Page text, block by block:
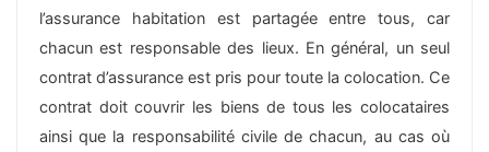
l’assurance habitation est partagée entre tous, car
chacun est responsable des lieux. En général, un seul
contrat d’assurance est pris pour toute la colocation. Ce
contrat doit couvrir les biens de tous les colocataires
ainsi que la responsabilité civile de chacun, au cas où